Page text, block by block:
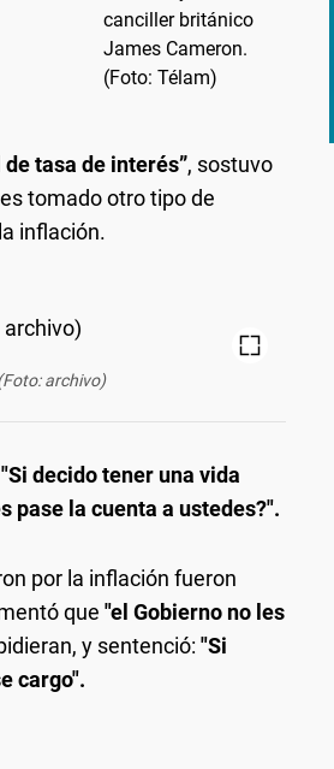
tasa de interés”, sostuvo
tomado otro tipo de
inflación.
archivo)
"Si decido tener una vida
pase la cuenta a ustedes?".
por la inflación fueron
que "el Gobierno no les
y sentenció: "Si
cargo".